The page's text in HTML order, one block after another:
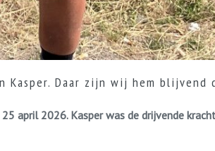
Daar zijn wij hem blijvend
april 2026. Kasper was de drijvende